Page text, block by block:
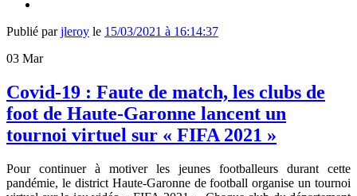
Publié parjleroy le 15/03/2021 à 16:14:37
03 Mar
Covid-19 : Faute de match, les clubs de
foot de Haute-Garonne lancent un
tournoi virtuel sur « FIFA 2021 »
Pour continuer à motiver les jeunes footballeurs durant cette
pandémie, le district Haute-Garonne de football organise un tournoi